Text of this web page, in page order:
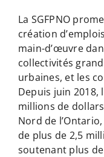
La SGFPNO
création
main-d’œuvre
collectivités
urbaines, et les
Depuis juin 2018,
millions de
Nord de
de plus de 2,5
soutenant plus